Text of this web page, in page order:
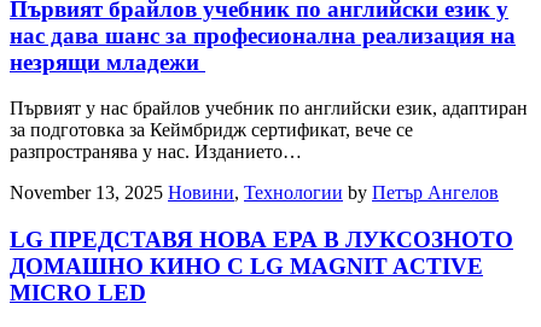
Първият брайлов учебник по английски език у
нас дава шанс за професионална реализация на
незрящи младежи
Първият у нас брайлов учебник по английски език, адаптиран
за подготовка за Кеймбридж сертификат, вече се
разпространява у нас. Изданието…
November 13, 2025 Новини, Технологии by Петър Ангелов
LG ПРЕДСТАВЯ НОВА ЕРА В ЛУКСОЗНОТО
ДОМАШНО КИНО С LG MAGNIT ACTIVE
MICRO LED